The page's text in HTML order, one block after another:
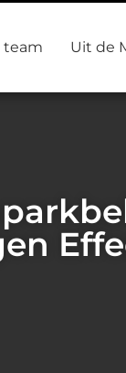
team Uit de